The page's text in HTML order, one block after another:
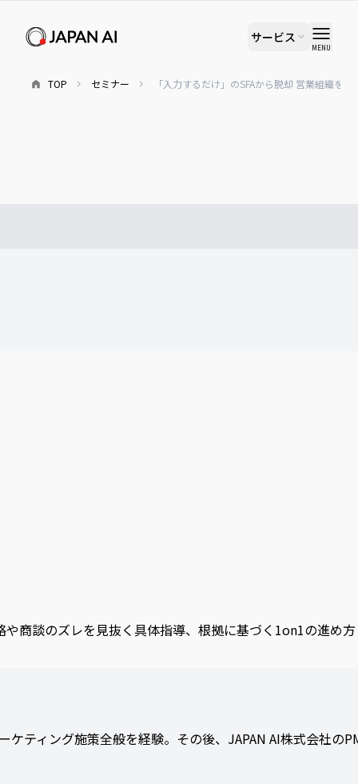
サービス
MENU
TOP セミナー 「入力するだけ」のSFAから脱却 営業組織を
談のズレを見抜く具体指導、根拠に基づく1on1の進
ティング施策全般を経験。その後、JAPAN AI株式会社の